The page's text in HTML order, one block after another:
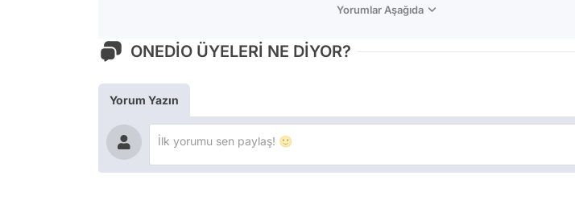
Yorumlar Aşağıda
ONEDİO ÜYELERİ NE DİYOR?
Yorum Yazın